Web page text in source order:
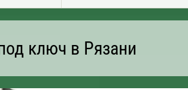
ключ в Рязани